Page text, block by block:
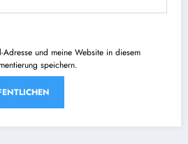
und meine Website in diesem
speichern.